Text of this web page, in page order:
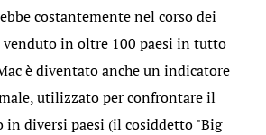
costantemente nel corso dei
venduto in oltre 100 paesi in tutto
è diventato anche un indicatore
utilizzato per confrontare il
in diversi paesi (il cosiddetto "Big